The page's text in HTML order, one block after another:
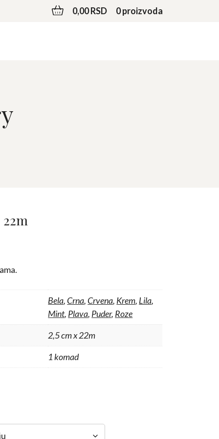
0,00 RSD 0 proizvoda
Bela, Crna, Crvena, Krem, Lila,
Mint, Plava, Puder, Roze
2,5 cm x 22m
1 komad